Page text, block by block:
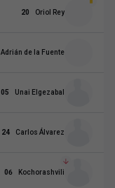
20 Oriol Rey
Adrián de la Fuente
05 Unai Elgezabal
24 Carlos Álvarez
06 Kochorashvili